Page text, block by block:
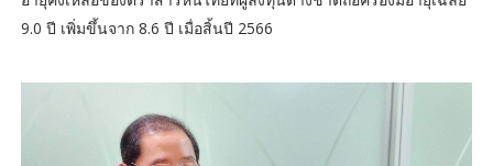
9.0 ปี เพิ่มขึ้นจาก 8.6 ปี เมื่อสิ้นปี 2566